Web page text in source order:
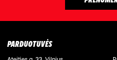
PARDUOTUVĖS